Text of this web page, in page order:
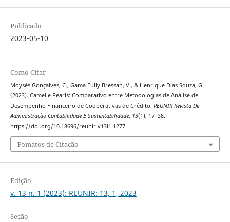
Publicado
2023-05-10
Como Citar
Moysés Gonçalves, C., Gama Fully Bressan, V., & Henrique Dias Souza, G.
(2023). Camel e Pearls: Comparativo entre Metodologias de Análise de
Desempenho Financeiro de Cooperativas de Crédito. REUNIR Revista De
Administração Contabilidade E Sustentabilidade, 13(1), 17–38.
https://doi.org/10.18696/reunir.v13i1.1277
Fomatos de Citação
Edição
v. 13 n. 1 (2023): REUNIR: 13, 1, 2023
Seção